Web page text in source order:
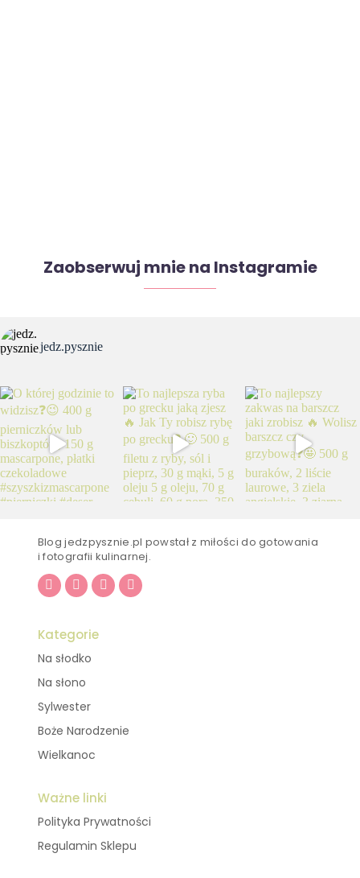
Zaobserwuj mnie na Instagramie
jedz.pysznie
Blog jedzpysznie.pl powstał z miłości do gotowania
i fotografii kulinarnej.
Kategorie
Na słodko
Na słono
Sylwester
Boże Narodzenie
Wielkanoc
Ważne linki
Polityka Prywatności
Regulamin Sklepu